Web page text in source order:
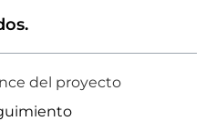
del proyecto